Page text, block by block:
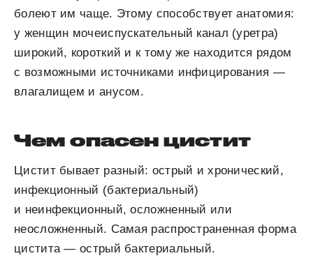
болеют им чаще. Этому способствует анатомия:
у женщин мочеиспускательный канал (уретра)
широкий, короткий и к тому же находится рядом
с возможными источниками инфицирования —
влагалищем и анусом.
Чем опасен цистит
Цистит бывает разный: острый и хронический,
инфекционный (бактериальный)
и неинфекционный, осложненный или
неосложненный. Самая распространенная форма
цистита — острый бактериальный.